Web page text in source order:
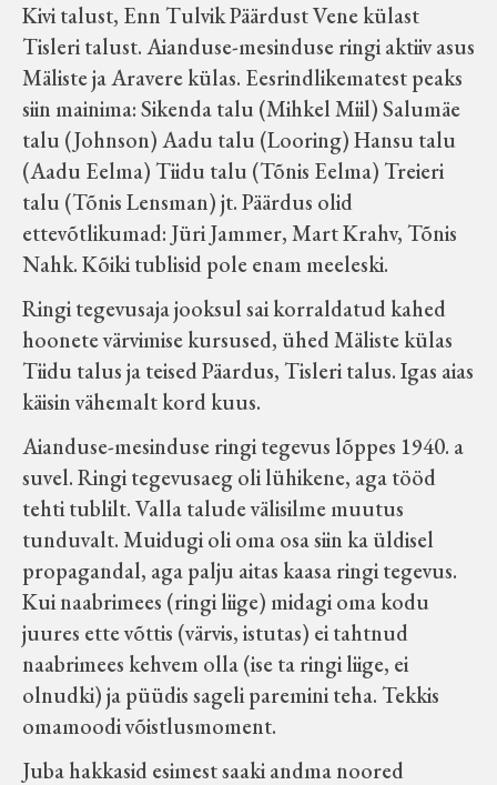
Kivi talust, Enn Tulvik Päärdust Vene külast
Tisleri talust. Aianduse-mesinduse ringi aktiiv asus
Mäliste ja Aravere külas. Eesrindlikematest peaks
siin mainima: Sikenda talu (Mihkel Miil) Salumäe
talu (Johnson) Aadu talu (Looring) Hansu talu
(Aadu Eelma) Tiidu talu (Tõnis Eelma) Treieri
talu (Tõnis Lensman) jt. Päärdus olid
ettevõtlikumad: Jüri Jammer, Mart Krahv, Tõnis
Nahk. Kõiki tublisid pole enam meeleski.
Ringi tegevusaja jooksul sai korraldatud kahed
hoonete värvimise kursused, ühed Mäliste külas
Tiidu talus ja teised Päardus, Tisleri talus. Igas aias
käisin vähemalt kord kuus.
Aianduse-mesinduse ringi tegevus lõppes 1940. a
suvel. Ringi tegevusaeg oli lühikene, aga tööd
tehti tublilt. Valla talude välisilme muutus
tunduvalt. Muidugi oli oma osa siin ka üldisel
propagandal, aga palju aitas kaasa ringi tegevus.
Kui naabrimees (ringi liige) midagi oma kodu
juures ette võttis (värvis, istutas) ei tahtnud
naabrimees kehvem olla (ise ta ringi liige, ei
olnudki) ja püüdis sageli paremini teha. Tekkis
omamoodi võistlusmoment.
Juba hakkasid esimest saaki andma noored